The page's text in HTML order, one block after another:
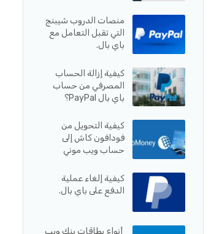
منصات الدروب شيبنج
التي تقبل التعامل مع
باي بال.
كيفية إزالة الحساب
المصرفي من حساب
باي بال PayPal؟
كيفية التحويل من
فودافون كاش إلى
حساب ويب موني
كيفية إلغاء عملية
الدفع على باي بال.
أنواع بطاقات بنك ويب